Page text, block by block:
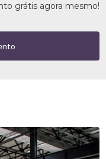
grátis agora mesmo!